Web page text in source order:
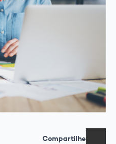
Compartilhe